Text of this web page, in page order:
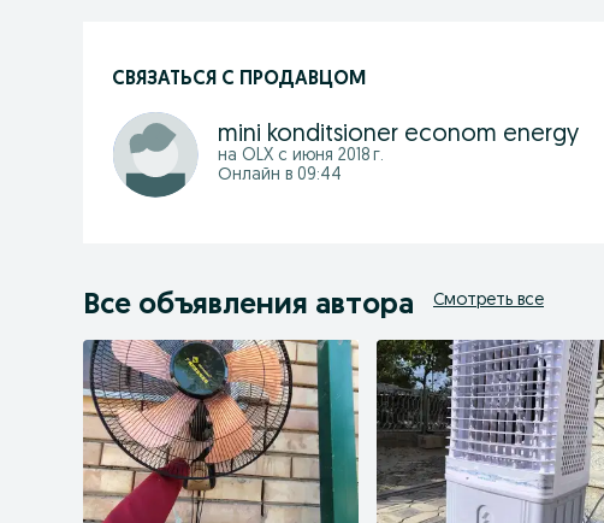
СВЯЗАТЬСЯ С ПРОДАВЦОМ
mini konditsioner econom energy
на OLX с июня 2018 г.
Онлайн в 09:44
Все объявления автора Смотреть все